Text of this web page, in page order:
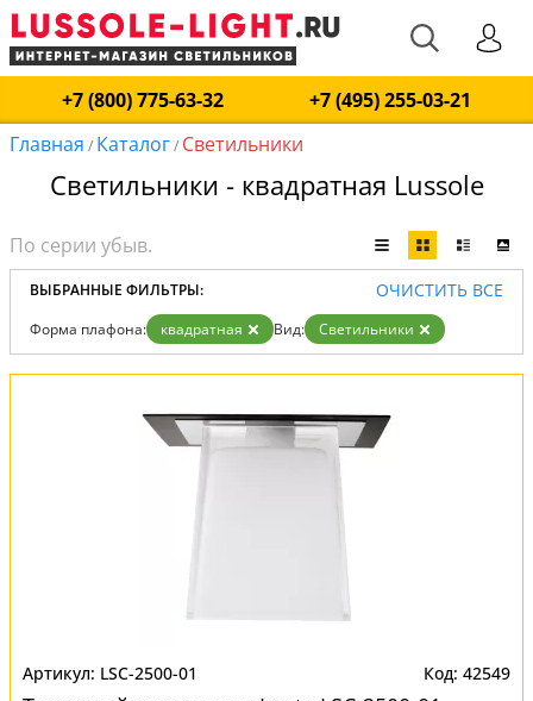
+7 (800) 775-63-32
+7 (495) 255-03-21
Главная / Каталог/ Светильники
Светильники - квадратная Lussole
ВЫБРАННЫЕ ФИЛЬТРЫ: ОЧИСТИТЬ ВСЕ
Форма плафона: квадратная Вид: Светильники
LSC-2500-01 42549